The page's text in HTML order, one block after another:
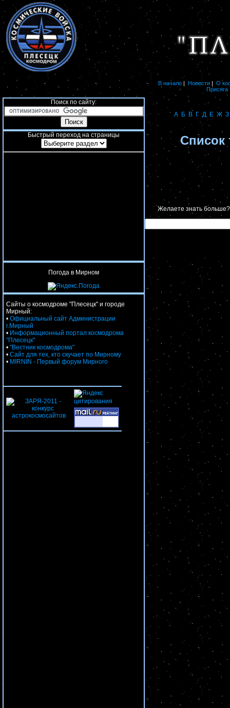
В начало | Новости | О
Присяга
Поиск по сайту:
Быстрый переход на страницы
Погода в Мирном
Сайты о космодроме "Плесецк" и городе
Мирный:
• Официальный сайт Администрации
г.Мирный
• Информационный портал космодрома
"Плесецк"
• "Вестник космодрома"
• Сайт для тех, кто скучает по Мирному
• MIRNIN - Первый форум Мирного
А Б В Г Д Е Ж З
Список
Желаете знать больше?